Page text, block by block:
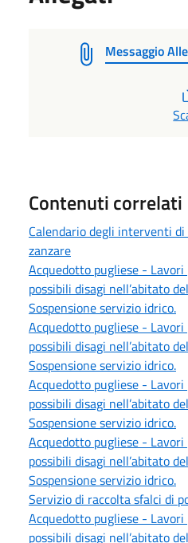
Messaggio
Contenuti correlati
Calendario degli interventi
zanzare
Acquedotto pugliese -
possibili disagi nell’abitato
Sospensione servizio idrico.
Acquedotto pugliese -
possibili disagi nell’abitato
Sospensione servizio idrico.
Acquedotto pugliese -
possibili disagi nell’abitato
Sospensione servizio idrico.
Acquedotto pugliese -
possibili disagi nell’abitato
Sospensione servizio idrico.
Servizio di raccolta sfalci di
Acquedotto pugliese -
possibili disagi nell’abitato